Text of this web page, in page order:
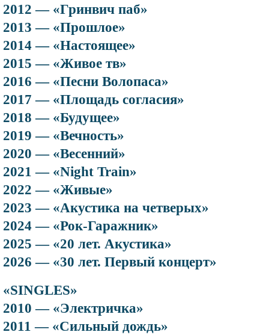
2012 — «Гринвич паб»
2013 — «Прошлое»
2014 — «Настоящее»
2015 — «Живое тв»
2016 — «Песни Волопаса»
2017 — «Площадь согласия»
2018 — «Будущее»
2019 — «Вечность»
2020 — «Весенний»
2021 — «Night Train»
2022 — «Живые»
2023 — «Акустика на четверых»
2024 — «Рок-Гаражник»
2025 — «20 лет. Акустика»
2026 — «30 лет. Первый концерт»
«SINGLES»
2010 — «Электричка»
2011 — «Сильный дождь»